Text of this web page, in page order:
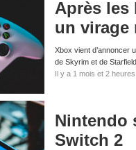
Après les
un virage
Xbox vient d’annoncer
de Skyrim et de
Il y a 1 mois et 2 heures
Nintendo
Switch 2